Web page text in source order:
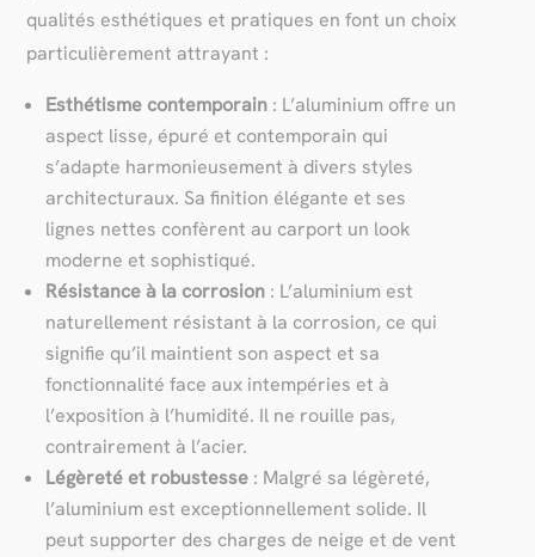
qualités esthétiques et pratiques en font un choix
particulièrement attrayant :
Esthétisme contemporain : L’aluminium offre un
aspect lisse, épuré et contemporain qui
s’adapte harmonieusement à divers styles
architecturaux. Sa finition élégante et ses
lignes nettes confèrent au carport un look
moderne et sophistiqué.
Résistance à la corrosion : L’aluminium est
naturellement résistant à la corrosion, ce qui
signifie qu’il maintient son aspect et sa
fonctionnalité face aux intempéries et à
l’exposition à l’humidité. Il ne rouille pas,
contrairement à l’acier.
Légèreté et robustesse : Malgré sa légèreté,
l’aluminium est exceptionnellement solide. Il
peut supporter des charges de neige et de vent